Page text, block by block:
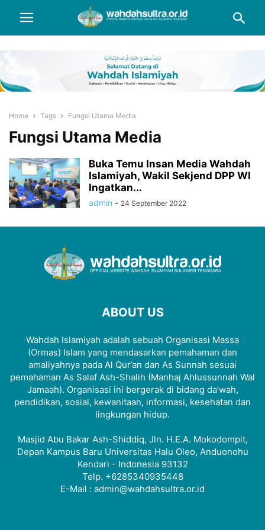
Home Tags Fungsi Utama Media
Fungsi Utama Media
Buka Temu Insan Media Wahdah
Islamiyah, Wakil Sekjend DPP WI
Ingatkan...
admin - 24 September 2022
ABOUT US
Wahdah Islamiyah adalah sebuah Organisasi Massa
(Ormas) Islam yang mendasarkan pemahaman dan
amaliyahnya pada Al Qur’an dan As Sunnah sesuai
pemahaman As Salaf Ash-Shalih (Manhaj Ahlussunnah Wal
Jamaah). Organisasi ini bergerak di bidang da’wah,
pendidikan, sosial, kewanitaan, informasi, kesehatan dan
lingkungan hidup.
Masjid Abu Bakar Ash-Shiddiq, Jln. H.E.A. Mokodompit,
Depan Kampus Baru Universitas Halu Oleo, Anduonohu
Kendari - Indonesia 93132
Telp. +6285340935448
E-Mail : admin@wahdahsultra.or.id